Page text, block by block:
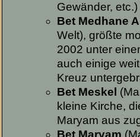
Gewänder, etc.)
Bet Medhane
Welt), größte
2002 unter
auch einige
Kreuz
Bet Meskel
kleine Kirche,
Maryam aus